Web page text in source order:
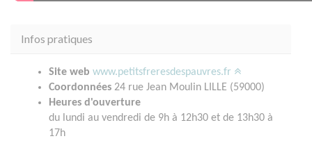
Infos pratiques
Site web www.petitsfreresdespauvres.fr
Coordonnées 24 rue Jean Moulin LILLE (59000)
Heures d'ouverture
du lundi au vendredi de 9h à 12h30 et de 13h30 à
17h